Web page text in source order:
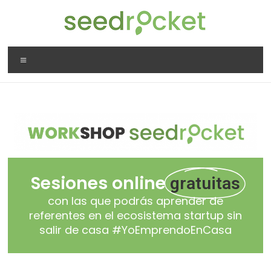
Sesiones online gratuitas
con las que podrás aprender de
referentes en el ecosistema startup sin
salir de casa #YoEmprendoEnCasa